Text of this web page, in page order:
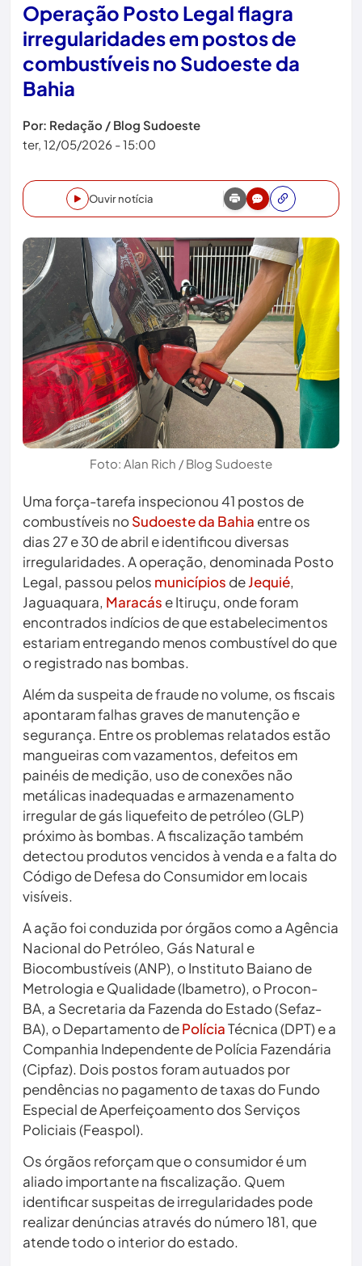
Operação Posto Legal flagra
irregularidades em postos de
combustíveis no Sudoeste da
Bahia
Por: Redação / Blog Sudoeste
ter, 12/05/2026 - 15:00
Ouvir notícia
Foto: Alan Rich / Blog Sudoeste
Uma força-tarefa inspecionou 41 postos de
combustíveis noSudoeste da Bahia entre os
dias 27 e 30 de abril e identificou diversas
irregularidades. A operação, denominada Posto
Legal, passou pelos municípios deJequié,
Jaguaquara, Maracás e Itiruçu, onde foram
encontrados indícios de que estabelecimentos
estariam entregando menos combustível do que
o registrado nas bombas.
Além da suspeita de fraude no volume, os fiscais
apontaram falhas graves de manutenção e
segurança. Entre os problemas relatados estão
mangueiras com vazamentos, defeitos em
painéis de medição, uso de conexões não
metálicas inadequadas e armazenamento
irregular de gás liquefeito de petróleo (GLP)
próximo às bombas. A fiscalização também
detectou produtos vencidos à venda e a falta do
Código de Defesa do Consumidor em locais
visíveis.
A ação foi conduzida por órgãos como a Agência
Nacional do Petróleo, Gás Natural e
Biocombustíveis (ANP), o Instituto Baiano de
Metrologia e Qualidade (Ibametro), o Procon-
BA, a Secretaria da Fazenda do Estado (Sefaz-
BA), o Departamento dePolíciaTécnica (DPT) e a
Companhia Independente de Polícia Fazendária
(Cipfaz). Dois postos foram autuados por
pendências no pagamento de taxas do Fundo
Especial de Aperfeiçoamento dos Serviços
Policiais (Feaspol).
Os órgãos reforçam que o consumidor é um
aliado importante na fiscalização. Quem
identificar suspeitas de irregularidades pode
realizar denúncias através do número 181, que
atende todo o interior do estado.